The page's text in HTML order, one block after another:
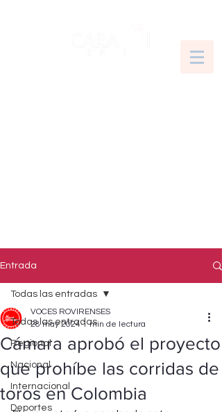
Entrada
Todas las entradas
Regional
Nacional
Internacional
Deportes
Todas las entradas
Cámara aprobó el proyecto
que prohíbe las corridas de
toros en Colombia
VOCES ROVIRENSES
28 may 2024 1 min de lectura